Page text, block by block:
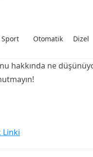
Sport Otomatik Dizel
hakkında ne
Linki